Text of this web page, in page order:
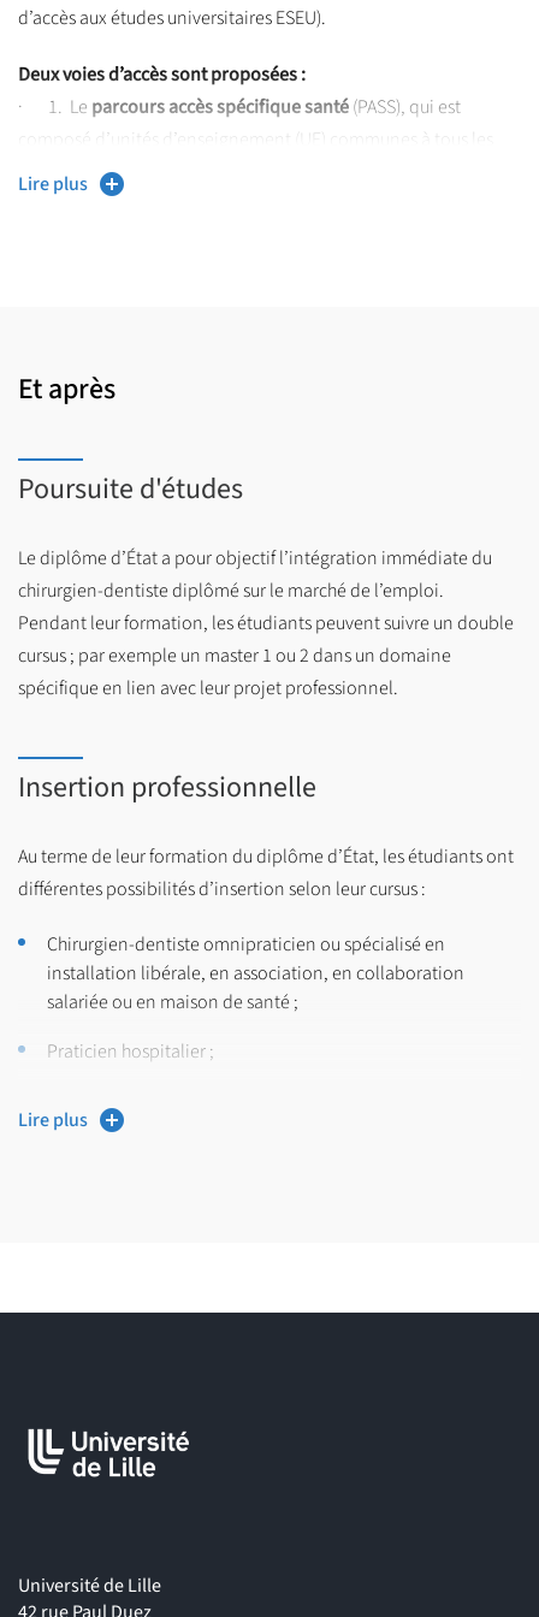
d’accès aux études universitaires ESEU).
Deux voies d’accès sont proposées :
· 1. Le parcours accès spécifique santé(PASS), qui est
composé d’unités d’enseignement (UE) communes à tous les
étudiants quel que soit leur choix de filière (chirurgie dentaire,
maïeutique, médecine, pharmacie), d’une UE cœur de métier
Les études de chirurgie dentaire :
à la validation de la 1ère, 2ème ou 3ème année de L-AS. La
procédure d’admission, sélective dans les deux voies, est
basée sur deux groupes d’épreuves. Chaque étudiant pourra
présenter sa candidature deux fois sous réserve d’avoir
validé une année d’études supplémentaire.
Plus d'informations sur les modalités de recrutement :
https://www.parcoursup.gouv.fr/
Lire plus
Et après
Poursuite d'études
Le diplôme d’État a pour objectif l’intégration immédiate du
chirurgien-dentiste diplômé sur le marché de l’emploi.
Pendant leur formation, les étudiants peuvent suivre un double
cursus ; par exemple un master 1 ou 2 dans un domaine
spécifique en lien avec leur projet professionnel.
Insertion professionnelle
Au terme de leur formation du diplôme d’État, les étudiants ont
différentes possibilités d’insertion selon leur cursus :
Chirurgien-dentiste omnipraticien ou spécialisé en
installation libérale, en association, en collaboration
salariée ou en maison de santé ;
Praticien hospitalier ;
Lire plus
Université de Lille